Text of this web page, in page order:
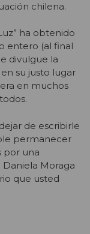
chilena.
ha obtenido
entero (al final
divulgue la
su justo lugar
en muchos
de escribirle
permanecer
por una
Moraga
que usted